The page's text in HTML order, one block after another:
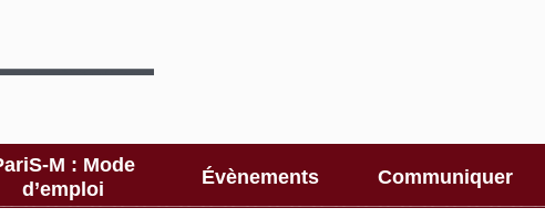
M : Mode
d’emploi
Évènements Communiquer